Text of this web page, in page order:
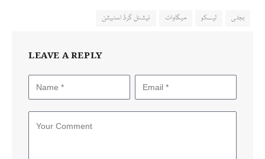
بجلی لیسکو میگاواٹ نیشنل گرڈ اسٹیشن
LEAVE A REPLY